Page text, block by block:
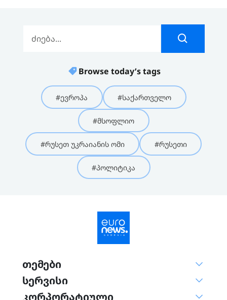
Browse today’s tags
#ევროპა #საქართველო
#მსოფლიო
#რუსეთ უკრაიანის ომი #რუსეთი
#პოლიტიკა
თემები
სერვისი
კორპორატიული